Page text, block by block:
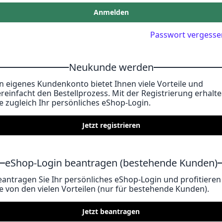
Anmelden
Passwort
Neukunde werden
eigenes Kundenkonto bietet Ihnen viele Vorteile und
den Bestellprozess. Mit der Registrierung
zugleich Ihr persönliches eShop-Login.
Jetzt registrieren
eShop-Login beantragen (bestehende Kunden)
Sie Ihr persönliches eShop-Login und profitieren
von den vielen Vorteilen (nur für bestehende Kunden).
Jetzt beantragen